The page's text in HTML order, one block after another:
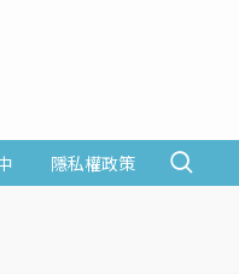
隱私權政策